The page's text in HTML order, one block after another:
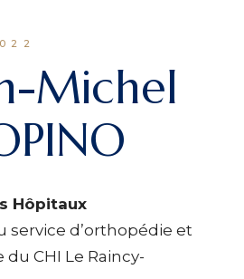
Michel
Hôpitaux
service d’orthopédie et
CHI Le Raincy-